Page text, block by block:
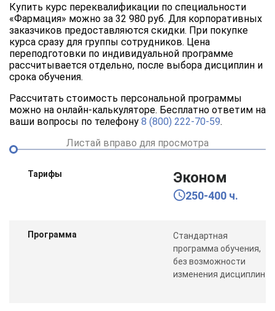
Купить курс переквалификации по специальности
«Фармация» можно за 32 980 руб. Для корпоративных
заказчиков предоставляются скидки. При покупке
курса сразу для группы сотрудников. Цена
переподготовки по индивидуальной программе
рассчитывается отдельно, после выбора дисциплин и
срока обучения.
Рассчитать стоимость персональной программы
можно на онлайн-калькуляторе. Бесплатно ответим на
ваши вопросы по телефону 8 (800) 222-70-59.
Листай вправо для просмотра
Тарифы Эконом
250-400 ч.
Программа
Стандартная
программа обучения,
без возможности
изменения дисциплин